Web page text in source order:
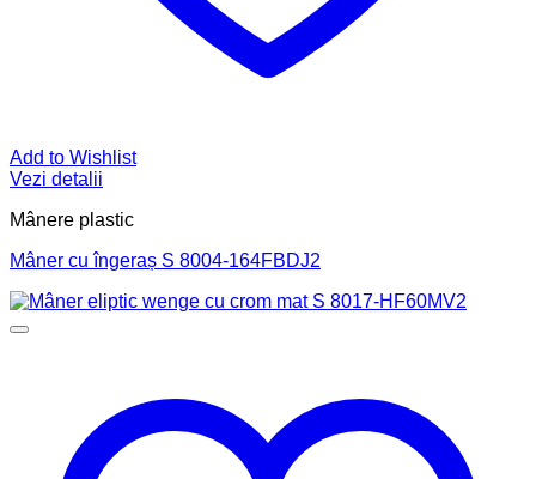
Add to Wishlist
Vezi detalii
Mânere plastic
Mâner cu îngeraș S 8004-164FBDJ2